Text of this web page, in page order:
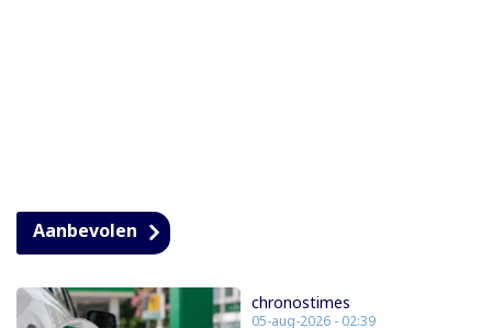
Aanbevolen
chronostimes
05-aug-2026 - 02:39